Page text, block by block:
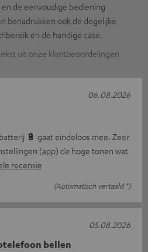
de eenvoudige bediening
benadrukken ook de degelijke
en de handige case.
uit onze klantbeoordelingen
🔋 gaat eindeloos mee. Zeer
(app) de hoge tonen wat
recensie
(Automatisch vertaald *)
06.08.2026
bellen
05.08.2026